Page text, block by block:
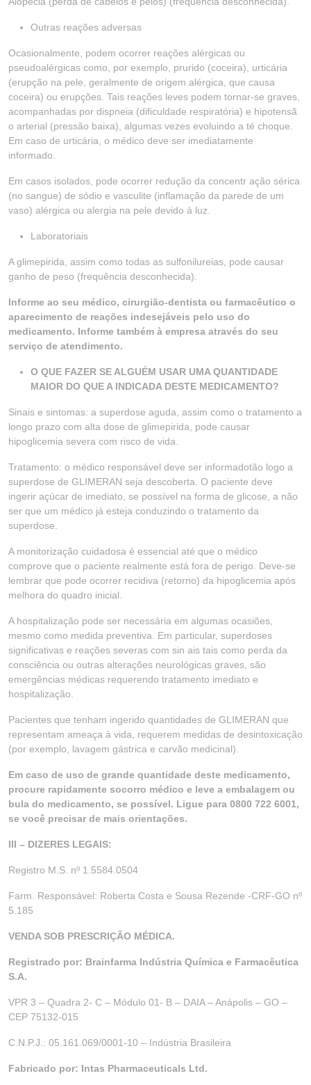
Outras reações adversas
Ocasionalmente, podem ocorrer reações alérgicas ou
pseudoalérgicas como, por exemplo, prurido (coceira), urticária
(erupção na pele, geralmente de origem alérgica, que causa
coceira) ou erupções. Tais reações leves podem tornar-se graves,
acompanhadas por dispneia (dificuldade respiratória) e hipotensã
o arterial (pressão baixa), algumas vezes evoluindo a té choque.
Em caso de urticária, o médico deve ser imediatamente
informado.
Em casos isolados, pode ocorrer redução da concentr ação sérica
(no sangue) de sódio e vasculite (inflamação da parede de um
vaso) alérgica ou alergia na pele devido à luz.
Laboratoriais
A glimepirida, assim como todas as sulfonilureias, pode causar
ganho de peso (frequência desconhecida).
Informe ao seu médico, cirurgião-dentista ou farmacêutico o
aparecimento de reações indesejáveis pelo uso do
medicamento. Informe também à empresa através do seu
serviço de atendimento.
O QUE FAZER SE ALGUÉM USAR UMA QUANTIDADE
MAIOR DO QUE A INDICADA DESTE MEDICAMENTO?
Sinais e sintomas: a superdose aguda, assim como o tratamento a
longo prazo com alta dose de glimepirida, pode causar
hipoglicemia severa com risco de vida.
Tratamento: o médico responsável deve ser informadotão logo a
superdose de GLIMERAN seja descoberta. O paciente deve
ingerir açúcar de imediato, se possível na forma de glicose, a não
ser que um médico já esteja conduzindo o tratamento da
superdose.
A monitorização cuidadosa é essencial até que o médico
comprove que o paciente realmente está fora de perigo. Deve-se
lembrar que pode ocorrer recidiva (retorno) da hipoglicemia após
melhora do quadro inicial.
A hospitalização pode ser necessária em algumas ocasiões,
mesmo como medida preventiva. Em particular, superdoses
significativas e reações severas com sin ais tais como perda da
consciência ou outras alterações neurológicas graves, são
emergências médicas requerendo tratamento imediato e
hospitalização.
Pacientes que tenham ingerido quantidades de GLIMERAN que
representam ameaça à vida, requerem medidas de desintoxicação
(por exemplo, lavagem gástrica e carvão medicinal).
Em caso de uso de grande quantidade deste medicamento,
procure rapidamente socorro médico e leve a embalagem ou
bula do medicamento, se possível. Ligue para 0800 722 6001,
se você precisar de mais orientações.
III – DIZERES LEGAIS:
Registro M.S. nº 1.5584.0504
Farm. Responsável: Roberta Costa e Sousa Rezende -CRF-GO nº
5.185
VENDA SOB PRESCRIÇÃO MÉDICA.
Registrado por: Brainfarma Indústria Química e Farmacêutica
S.A.
VPR 3 – Quadra 2- C – Módulo 01- B – DAIA – Anápolis – GO –
CEP 75132-015
C.N.P.J.: 05.161.069/0001-10 – Indústria Brasileira
Fabricado por: Intas Pharmaceuticals Ltd.